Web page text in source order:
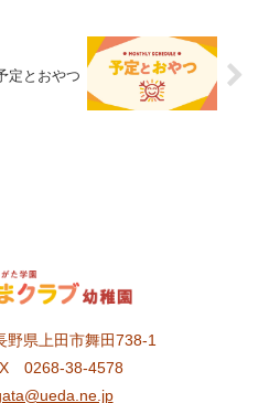
定とおやつ
県上田市舞田738-1
0268-38-4578